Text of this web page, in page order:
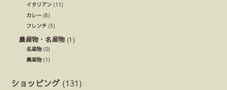
イタリアン (11)
カレー (8)
フレンチ (5)
農産物・名産物 (1)
名産物(0)
農産物(1)
ショッピング (131)